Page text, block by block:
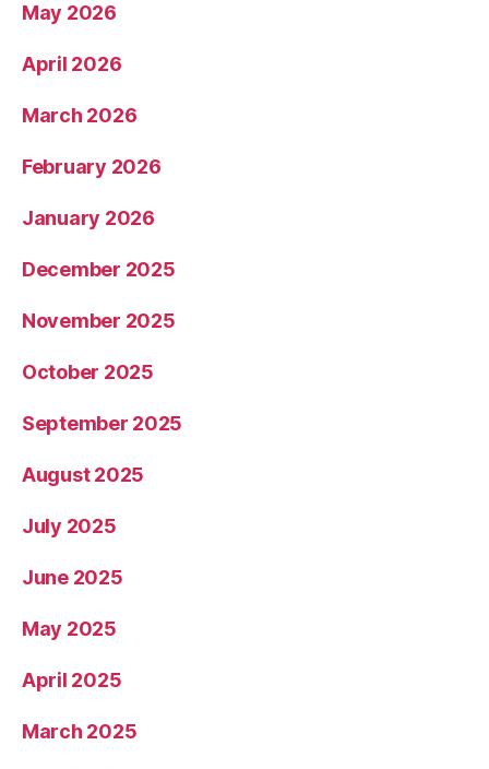
May 2026
April 2026
March 2026
February 2026
January 2026
December 2025
November 2025
October 2025
September 2025
August 2025
July 2025
June 2025
May 2025
April 2025
March 2025